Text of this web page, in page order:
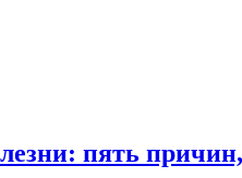
пять